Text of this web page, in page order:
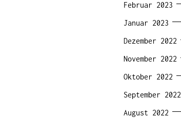
Februar 2023
Januar 2023
Dezember 2022
November 2022
Oktober 2022
September 2022
August 2022